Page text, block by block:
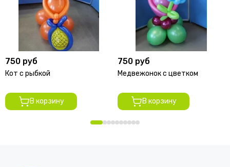
750 руб
Кот с рыбкой
В корзину
750 руб
Медвежонок с цветком
В корзину